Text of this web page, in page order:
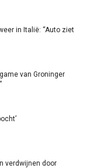
in Italië: “Auto ziet
van Groninger
verdwijnen door